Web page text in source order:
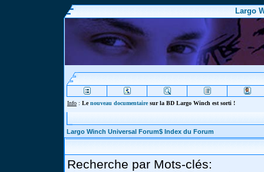
Largo
Info : Lenouveau documentairesur la BD Largo Winch est sorti !
Largo Winch Universal Forum$ Index du Forum
Recherche par Mots-clés: